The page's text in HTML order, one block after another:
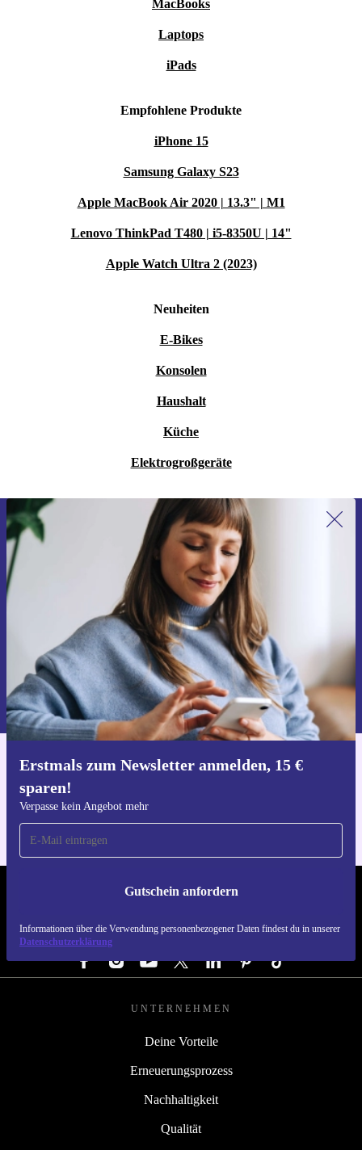
MacBooks
Laptops
iPads
Empfohlene Produkte
iPhone 15
Samsung Galaxy S23
Apple MacBook Air 2020 | 13.3" | M1
Lenovo ThinkPad T480 | i5-8350U | 14"
Apple Watch Ultra 2 (2023)
Neuheiten
E-Bikes
Konsolen
Haushalt
Küche
Elektrogroßgeräte
Erstmals zum Newsletter anmelden, 15 €
sparen!
Verpasse kein Angebot mehr
Gutschein anfordern
Informationen über die Verwendung personenbezogener Daten findest du in unserer
Datenschutzerklärung
Erstmals zum Newsletter anmelden,
15 € sparen!
Verpasse kein Angebot mehr.
Gutschein anfordern
Informationen über die Verwendung personenbezogener Daten findest
du in unserer
Datenschutzerklärung.
Hol dir die refurbed-App
REFURBED ÖSTERREICH - RETHINK NEW.
FOLGE UNS
UNTERNEHMEN
Deine Vorteile
Erneuerungsprozess
Nachhaltigkeit
Qualität